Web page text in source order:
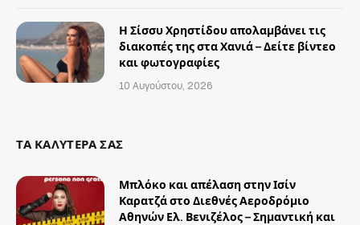
Η Σίσσυ Χρηστίδου απολαμβάνει τις
διακοπές της στα Χανιά – Δείτε βίντεο
και φωτογραφίες
10 Αυγούστου, 2026
ΤΑ ΚΑΛΥΤΕΡΑ ΣΑΣ
Μπλόκο και απέλαση στην Ισίν
Καρατζά στο Διεθνές Αεροδρόμιο
Αθηνών Ελ. Βενιζέλος – Σημαντική και